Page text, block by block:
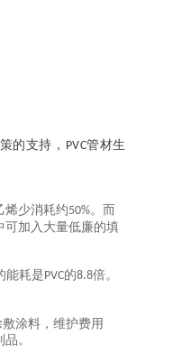
的支持， PVC管材生
烯少消耗约50%。而
可加入大量低廉的填
能耗是PVC的8.8倍。
涂料，维护费用
。